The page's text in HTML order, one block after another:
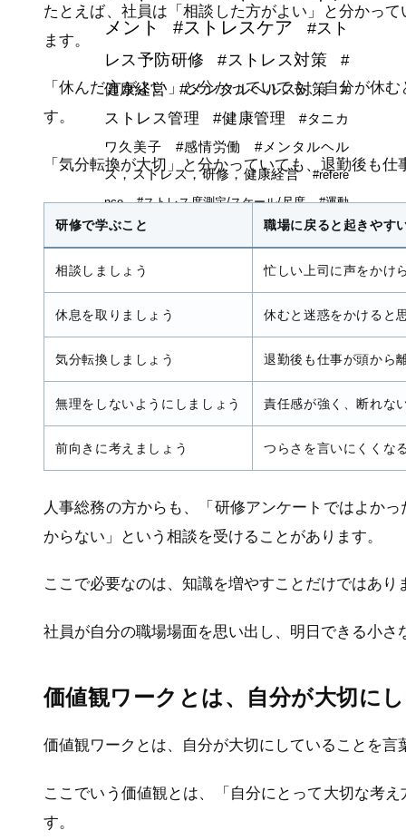
たとえば、社員は「相談した方がよい」と分かっ
ます。
「休んだ方がよい」と分かっていても、自分が休
す。
「気分転換が大切」と分かっていても、退勤後も
研修で学ぶこと 職場に戻ると起きやす
相談しましょう 忙しい上司に声をかけ
休息を取りましょう 休むと迷惑をかけると
気分転換しましょう 退勤後も仕事が頭から
無理をしないようにしましょう 責任感が強く、断れな
前向きに考えましょう つらさを言いにくくな
人事総務の方からも、「研修アンケートではよか
からない」という相談を受けることがあります。
ここで必要なのは、知識を増やすことだけではあり
社員が自分の職場場面を思い出し、明日できる小
価値観ワークとは、自分が大切に
価値観ワークとは、自分が大切にしていることを言
ここでいう価値観とは、「自分にとって大切な考
す。
メント
#ストレスケア
#スト
レス予防研修
#ストレス対策
#
健康経営
#メンタルヘルス対策
#
ストレス管理
#健康管理
#タニカ
ワ久美子
#感情労働
#メンタルヘル
ス，ストレス，研修，健康経営
#refere
nce
#ストレス度測定/スケール/尺度
#運動
支援
#オンライン研修 #リモートワーク #
修 #健康経営コンサルティング #労務管理 #教職
員 #在宅勤務 #疲労 #人材育成 #運動不足解消
#webセミナー
#メンタルヘルス，健康経
ス
#ストレス度測定